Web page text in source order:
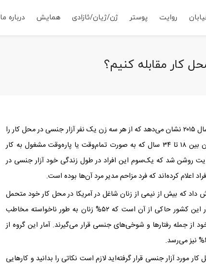
روایت پوستر ژن/ژیان/ئازادی همایش درباره ما
کار مقابله کنیم؟
نتایج نظرسنجی «مجله کازموپولتین» در سال ۲۰۱۵ نشان می‌دهد که از هر سه زن یک نفر آزار جنسی در محل کار را
تجربه کرده است. در این مطالعه ۲۲۳۵ زن بین ۱۸ تا ۳۴ سال که به صورت تمام‌وقت یا پاره‌وقت مشغول به کار
روشن شد که یک‌سوم این افراد در طول زندگی خود آزار جنسی در
که بیش از نیمی از زنان شاغل در آمریکا در محل کار خود متحمل
آزار جنسی می‌شوند. یافته‌های محققان در این کشور حاکی از آن است که ۵۲% زنان به طور ناخواسته مخاطب
از جمله رفتارها و شوخی‌های جنسی قرار می‌گیرند. آمار این گروه از
مورد آزار جنسی قرار گرفته‌اید لازم است نکاتی را بدانید و کارهایی